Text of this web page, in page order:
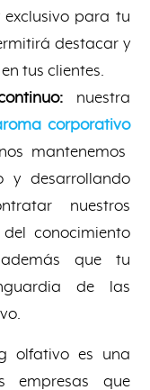
para tu
destacar y
tus clientes.
nuestra
corporativo
mantenemos
y desarrollando
nuestros
conocimiento
que tu
de las
olfativo es una
empresas que